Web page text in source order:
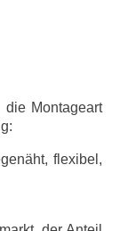
die Montageart
flexibel,